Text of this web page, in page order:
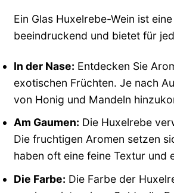
Ein Glas Huxelrebe-Wein ist
beeindruckend und bietet für
In der Nase: Entdecken Sie
exotischen Früchten. Je nach
von Honig und Mandeln
Am Gaumen: Die Huxelrebe
Die fruchtigen Aromen setzen
haben oft eine feine Textur und
Die Farbe: Die Farbe der